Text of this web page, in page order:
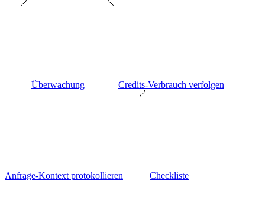
Überwachung Credits-Verbrauch verfolgen
Anfrage-Kontext protokollieren Checkliste